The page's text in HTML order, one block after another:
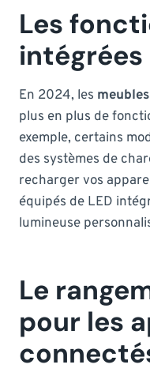
Les
intégrées
En 2024, les
plus en plus de
exemple, certains
des systèmes de
recharger vos
équipés de LED
lumineuse
Le
pour les